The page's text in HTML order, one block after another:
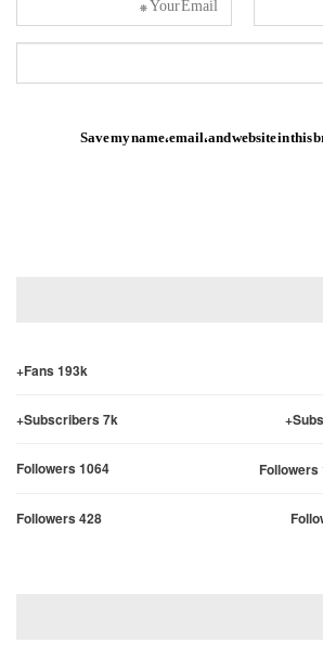
Save my name, email, and website in this
Fans 193k+
Subscribers 7k+
Followers
Followers 1064
Followers 428